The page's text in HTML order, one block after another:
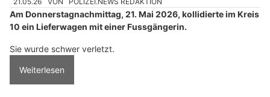
Am Donnerstagnachmittag, 21. Mai 2026, kollidierte im Kreis
10 ein Lieferwagen mit einer Fussgängerin.
Sie wurde schwer verletzt.
Weiterlesen